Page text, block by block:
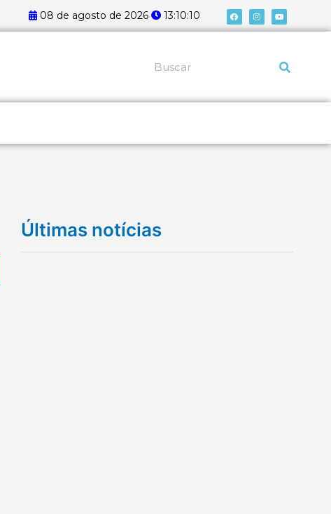
08 de agosto de 2026 13:10:11 F
a
c
e
I
n
s
t
Y
o
u
t
Pesquisar
Últimas notícias